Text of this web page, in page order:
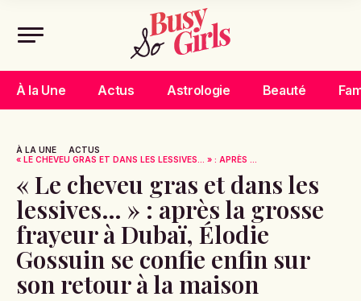
À la Une Actus Astrologie Beauté
À LA UNE
ACTUS
« LE CHEVEU GRAS ET DANS LES LESSIVES… » : APRÈS ...
« Le cheveu gras et dans les
lessives… » : après la grosse
frayeur à Dubaï, Élodie
Gossuin se confie enfin sur
son retour à la maison